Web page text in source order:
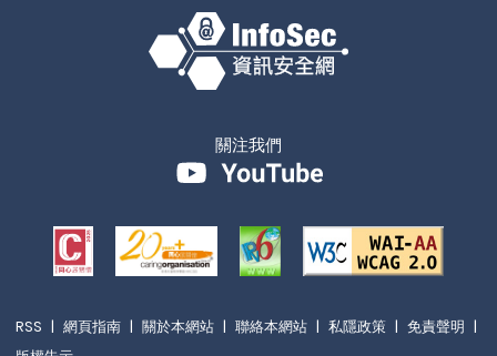
關注我們
RSS | 網頁指南 | 關於本網站 | 聯絡本網站 | 私隱政策 | 免責聲明 |